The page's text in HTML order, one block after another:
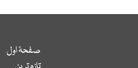
صفحۂ اول